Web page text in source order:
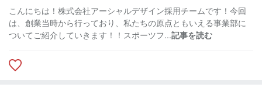
こんにちは！株式会社アーシャルデザイン採用チームです！今回
は、創業当時から行っており、私たちの原点ともいえる事業部に
ついてご紹介していきます！！スポーツフ...記事を読む